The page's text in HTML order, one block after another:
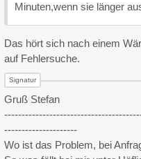
Minuten,wenn sie länger
Das hört sich nach einem
auf Fehlersuche.
Gruß Stefan
---------------------
Wo ist das Problem, bei